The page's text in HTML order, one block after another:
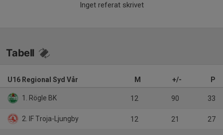
Inget referat skrivet
Tabell
U16 Regional Syd Vår M +/- P
1. Rögle BK 12 90 33
2. IF Troja-Ljungby 12 21 27